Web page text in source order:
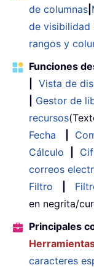
de columnas
de visibilidad
rangos y
Funciones
Vista de
Gestor de
recursos
Fecha
Cálculo
correos
Filtro
en negrita/
Principales
caracteres